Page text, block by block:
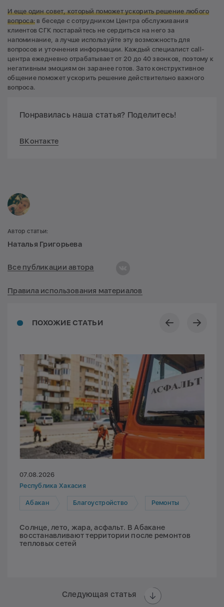
И еще один совет, который поможет ускорить решение любого
вопроса: в беседе с сотрудником Центра обслуживания
клиентов СГК постарайтесь не сердиться на него за
напоминание, а лучше используйте эту возможность для
вопросов и уточнения информации. Каждый специалист call-
центра ежедневно отрабатывает от 20 до 40 звонков, поэтому к
негативным эмоциям он заранее готов. Зато конструктивное
общение поможет ускорить решение действительно важного
вопроса.
Понравилась наша статья? Поделитесь!
ВКонтакте
ПОХОЖИЕ СТАТЬИ
07.08.2026
Республика Хакасия
Абакан Благоустройство Ремонты
Солнце, лето, жара, асфальт. В Абакане
восстанавливают территории после ремонтов
тепловых сетей
Следующая статья
Автор статьи:
Наталья Григорьева
Все публикации автора
Правила использования материалов